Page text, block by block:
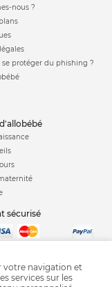
nous ?
protéger du phishing ?
sécurisé
votre navigation et
services sur les